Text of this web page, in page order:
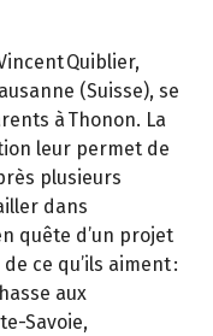
Quiblier,
(Suisse), se
à Thonon. La
leur permet de
plusieurs
dans
quête d’un projet
ce qu’ils aiment :
aux
Savoie,